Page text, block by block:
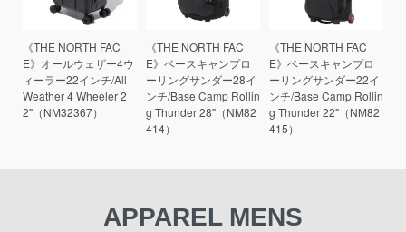
《THE NORTH FAC
E》オールウェザー4ウ
ィーラー22インチ/All
Weather 4 Wheeler 2
2"（NM32367）
《THE NORTH FAC
E》ベースキャンプロ
ーリングサンダー28イ
ンチ/Base Camp Rollin
g Thunder 28"（NM82
414）
《THE NORTH FAC
E》ベースキャンプロ
ーリングサンダー22イ
ンチ/Base Camp Rollin
g Thunder 22"（NM82
415）
APPAREL MENS